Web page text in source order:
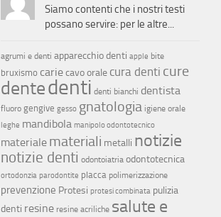
Siamo contenti che i nostri testi
possano servire: per le altre...
agrumi e denti apparecchio denti apple bite
bruxismo cariecavo orale cura denti cure
dentedenti denti bianchi dentista
fluoro gengive gesso gnatologia igiene orale
leghe mandibola manipolo odontotecnico
materiale materiali metalli notizie
notizie denti odontoiatria odontotecnica
ortodonzia parodontite placca polimerizzazione
prevenzione Protesi protesi combinata pulizia
denti resine resine acriliche salute e